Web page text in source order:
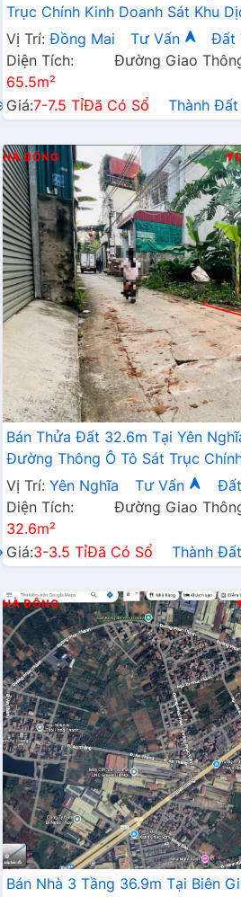
Trục Chính Kinh Doanh Sát Khu
Sinh Thái Đồng Mai
Vị Trí: Đồng Mai Tư Vấn
Đất
Diện Tích:
65.5m²
Đường Giao
Giá:7-7.5 TỉĐã Có Sổ Thành
HÀ ĐÔNG
Bán Thửa Đất 32.6m Tại Yên
Đường Thông Ô Tô Sát Trục
Doanh Gần QL6A , Cầu Mai Lĩnh
Vị Trí: Yên Nghĩa Tư Vấn
Diện Tích:
32.6m²
Đường Giao
Giá:3-3.5 TỉĐã Có Sổ Thành
HÀ ĐÔNG
Bán Nhà 3 Tầng 36.9m Tại Biên